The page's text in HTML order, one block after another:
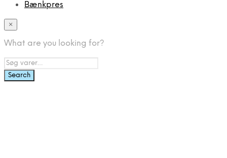
Bænkpres
×
What are you looking for?